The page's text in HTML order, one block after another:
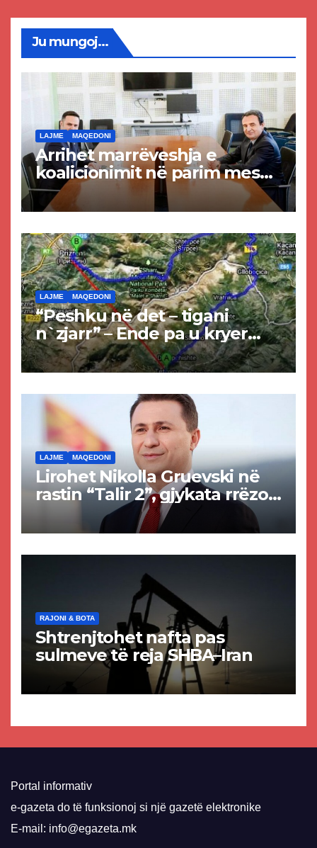
Ju mungoj...
LAJME MAQEDONI
Arrihet marrëveshja e
koalicionimit në parim mes
Kurtit dhe Abdixhikut
LAJME MAQEDONI
“Peshku në det – tigani
n`zjarr” – Ende pa u kryer
projekti i tunelit, komuna e
Tetovës nis punimet për
LAJME MAQEDONI
Lirohet Nikolla Gruevski në
rastin “Talir 2”, gjykata rrëzon
akuzat për ndërtimin e
paligjshëm të selisë së
RAJONI & BOTA
Shtrenjtohet nafta pas
sulmeve të reja SHBA–Iran
Portal informativ
e-gazeta do të funksionoj si një gazetë elektronike
E-mail: info@egazeta.mk